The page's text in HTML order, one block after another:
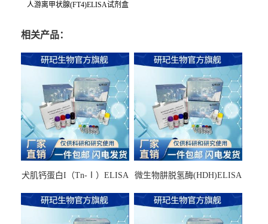
人游离甲状腺(FT4)ELISA试剂盒
相关产品：
犬肌钙蛋白I（Tn-Ⅰ）ELISA
微生物肼脱氢酶(HDH)ELISA